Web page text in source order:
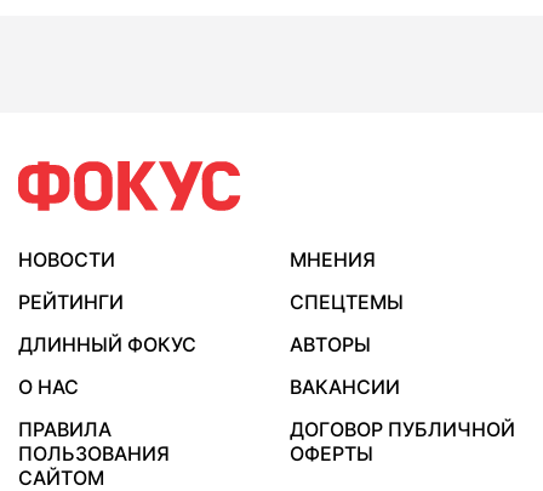
НОВОСТИ
МНЕНИЯ
РЕЙТИНГИ
СПЕЦТЕМЫ
ДЛИННЫЙ ФОКУС
АВТОРЫ
О НАС
ВАКАНСИИ
ПРАВИЛА
ПОЛЬЗОВАНИЯ
САЙТОМ
ДОГОВОР ПУБЛИЧНОЙ
ОФЕРТЫ